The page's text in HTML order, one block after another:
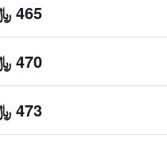
465 ﷼
470 ﷼
473 ﷼